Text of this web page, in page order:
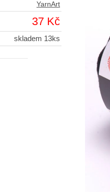
YarnArt
37 Kč
skladem 13ks